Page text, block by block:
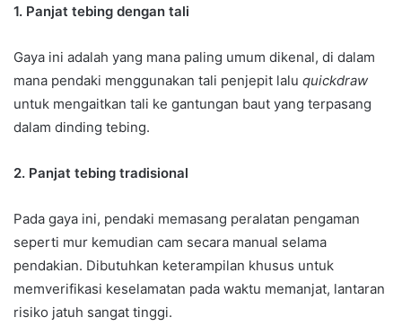
1. Panjat tebing dengan tali
Gaya ini adalah yang mana paling umum dikenal, di dalam
mana pendaki menggunakan tali penjepit lalu quickdraw
untuk mengaitkan tali ke gantungan baut yang terpasang
dalam dinding tebing.
2. Panjat tebing tradisional
Pada gaya ini, pendaki memasang peralatan pengaman
seperti mur kemudian cam secara manual selama
pendakian. Dibutuhkan keterampilan khusus untuk
memverifikasi keselamatan pada waktu memanjat, lantaran
risiko jatuh sangat tinggi.